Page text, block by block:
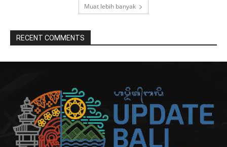
Muat lebih banyak
RECENT COMMENTS